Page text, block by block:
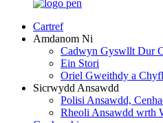
Cartref
Amdanom Ni
Cadwyn Gyswllt Dur
Ein Stori
Oriel Gweithdy a
Sicrwydd Ansawdd
Polisi Ansawdd,
Rheoli Ansawdd wrth